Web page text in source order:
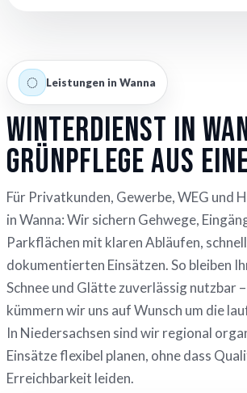
Leistungen in Wanna
Winterdienst in
Grünpflege aus
Für Privatkunden, Gewerbe, WEG und
in Wanna: Wir sichern Gehwege,
Parkflächen mit klaren Abläufen,
dokumentierten Einsätzen. So bleiben
Schnee und Glätte zuverlässig nutzbar
kümmern wir uns auf Wunsch um die
In Niedersachsen sind wir regional
Einsätze flexibel planen, ohne dass
Erreichbarkeit leiden.